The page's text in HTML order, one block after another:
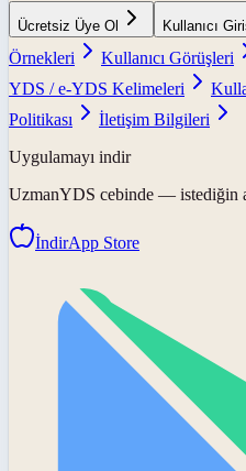
Ücretsiz Üye Ol Kullanıcı
Örnekleri
Kullanıcı Görüşleri
YDS / e-YDS Kelimeleri
Politikası
İletişim Bilgileri
Uygulamayı indir
UzmanYDS cebinde — istediğin
İndirApp Store